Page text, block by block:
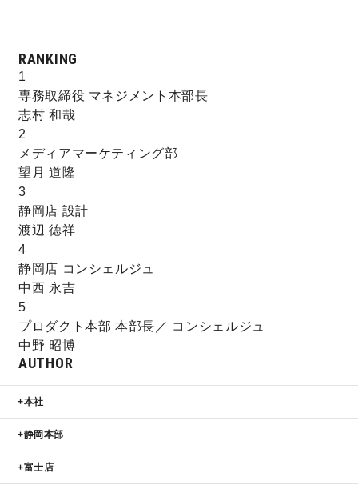
RANKING
1
専務取締役 マネジメント本部長
志村 和哉
2
メディアマーケティング部
望月 道隆
3
静岡店 設計
渡辺 徳祥
4
静岡店 コンシェルジュ
中西 永吉
5
プロダクト本部 本部長／ コンシェルジュ
中野 昭博
AUTHOR
本社
静岡本部
富士店